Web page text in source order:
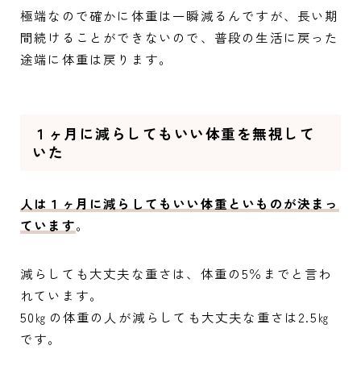
極端なので確かに体重は一瞬減るんですが、長い期
間続けることができないので、普段の生活に戻った
途端に体重は戻ります。
１ヶ月に減らしてもいい体重を無視して
いた
人は１ヶ月に減らしてもいい体重といものが決まっ
ています。
減らしても大丈夫な重さは、体重の5％までと言わ
れています。
50㎏の体重の人が減らしても大丈夫な重さは2.5㎏
です。